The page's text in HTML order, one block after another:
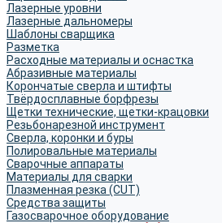
Лазерные уровни
Лазерные дальномеры
Шаблоны сварщика
Разметка
Расходные материалы и оснастка
Абразивные материалы
Корончатые сверла и штифты
Твёрдосплавные борфрезы
Щетки технические, щетки-крацовки
Резьбонарезной инструмент
Сверла, коронки и буры
Полировальные материалы
Сварочные аппараты
Материалы для сварки
Плазменная резка (CUT)
Средства защиты
Газосварочное оборудование